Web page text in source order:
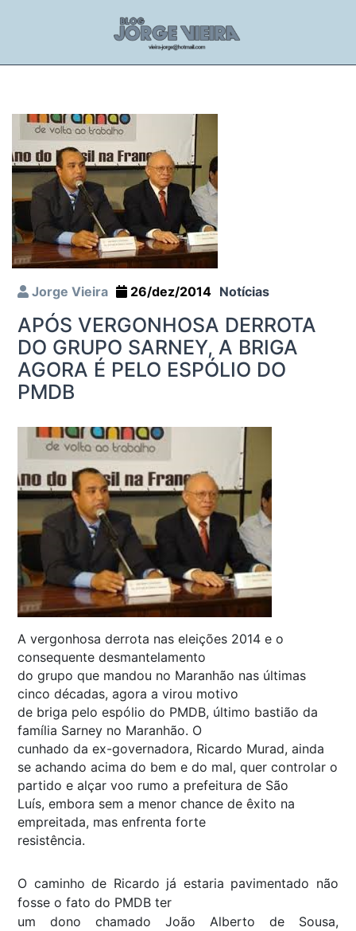
Jorge Vieira 26/dez/2014 Notícias
APÓS VERGONHOSA DERROTA
DO GRUPO SARNEY, A BRIGA
AGORA É PELO ESPÓLIO DO
PMDB
A vergonhosa derrota nas eleições 2014 e o
consequente desmantelamento
do grupo que mandou no Maranhão nas últimas
cinco décadas, agora a virou motivo
de briga pelo espólio do PMDB, último bastião da
família Sarney no Maranhão. O
cunhado da ex-governadora, Ricardo Murad, ainda
se achando acima do bem e do mal, quer controlar o
partido e alçar voo rumo a prefeitura de São
Luís, embora sem a menor chance de êxito na
empreitada, mas enfrenta forte
resistência.
O caminho de Ricardo já estaria pavimentado não
fosse o fato do PMDB ter
um dono chamado João Alberto de Sousa,